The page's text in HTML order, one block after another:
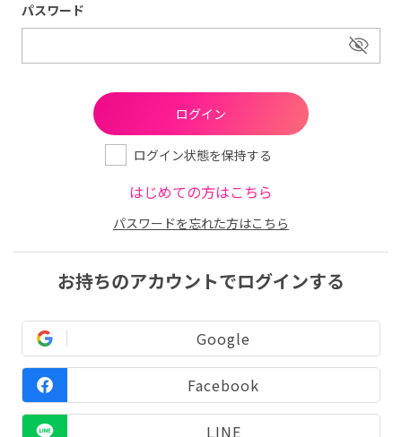
パスワード
ログイン状態を保持する
はじめての方はこちら
パスワードを忘れた方はこちら
お持ちのアカウントでログインする
Google
Facebook
LINE